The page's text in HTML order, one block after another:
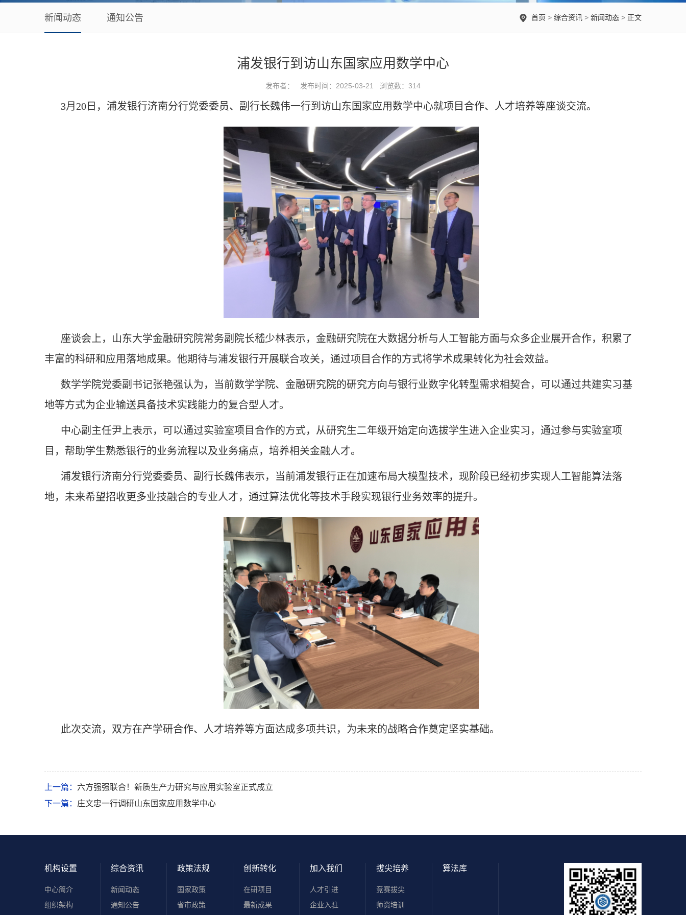
新闻动态 通知公告 首页 > 综合资讯 > 新闻动态 > 正文
浦发银行到访山东国家应用数学中心
发布者： 发布时间：2025-03-21 浏览数： 314
3月20日 ，浦发银行济南分行党委委员、副行长魏伟一行到访山东国家应用数学中心就项目合作、人才培养等座谈交流。
座谈会上，山东大学金融研究院常务副院长嵇少林表示，金融研究院在大数据分析与人工智能方面与众多企业展开合作，积累了
丰富的科研和应用落地成果。他期待与浦发银行开展联合攻关，通过项目合作的方式将学术成果转化为社会效益。
数学学院党委副书记张艳强认为，当前数学学院、金融研究院的研究方向与银行业数字化转型需求相契合，可以通过共建实习基
地等方式为企业输送具备技术实践能力的复合型人才。
中心副主任尹上表示，可以通过实验室项目合作的方式，从研究生二年级开始定向选拔学生进入企业实习，通过参与实验室项
目，帮助学生熟悉银行的业务流程以及业务痛点，培养相关金融人才。
浦发银行济南分行党委委员、副行长魏伟表示，当前浦发银行正在加速布局大模型技术，现阶段已经初步实现人工智能算法落
地，未来希望招收更多业技融合的专业人才，通过算法优化等技术手段实现银行业务效率的提升。
此次交流，双方在产学研合作、人才培养等方面达成多项共识，为未来的战略合作奠定坚实基础。
上一篇： 六方强强联合！新质生产力研究与应用实验室正式成立
下一篇： 庄文忠一行调研山东国家应用数学中心
机构设置
中心简介
组织架构
综合资讯
新闻动态
通知公告
政策法规
国家政策
省市政策
创新转化
在研项目
最新成果
加入我们
人才引进
企业入驻
拔尖培养
竞赛拔尖
师资培训
算法库